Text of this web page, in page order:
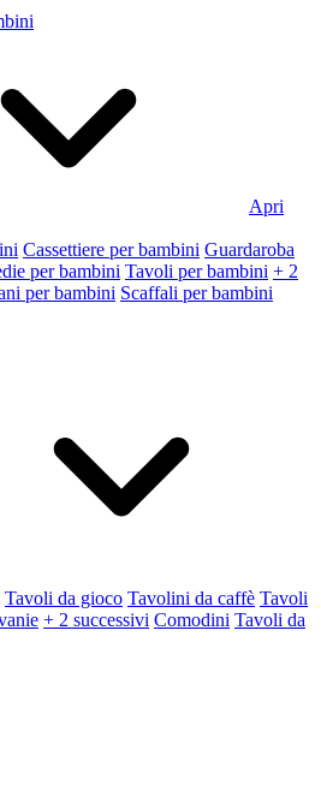
Apri
Cassettiere per bambini Guardaroba
per bambini Tavoli per bambini + 2
per bambini Scaffali per bambini
Tavoli da gioco Tavolini da caffè Tavoli
+ 2 successivi Comodini Tavoli da